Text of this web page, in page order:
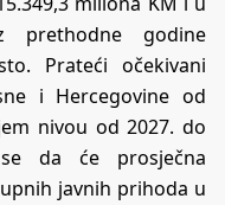
prethodne godine
Prateći očekivani
i Hercegovine od
nivou od 2027. do
da će prosječna
javnih prihoda u